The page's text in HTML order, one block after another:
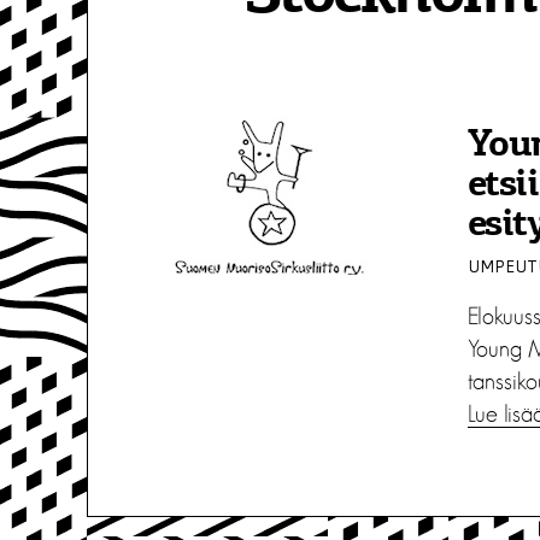
Young
Lue